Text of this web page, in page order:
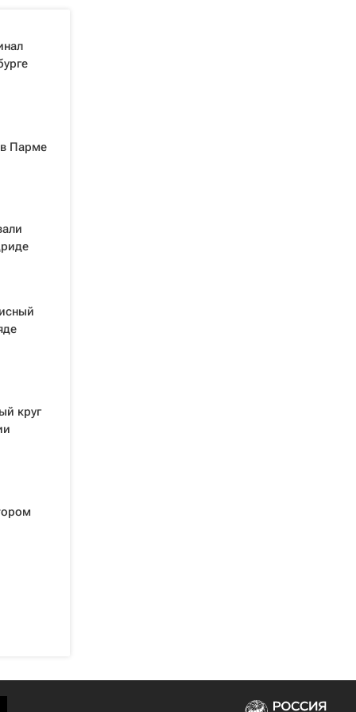
Парме
круг